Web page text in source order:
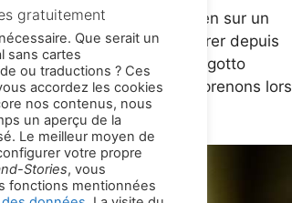
a déjà été mécanicien sur un
avant de se consacrer depuis
animaux de la race Lagotto
figuré, comme nous l’apprenons lors